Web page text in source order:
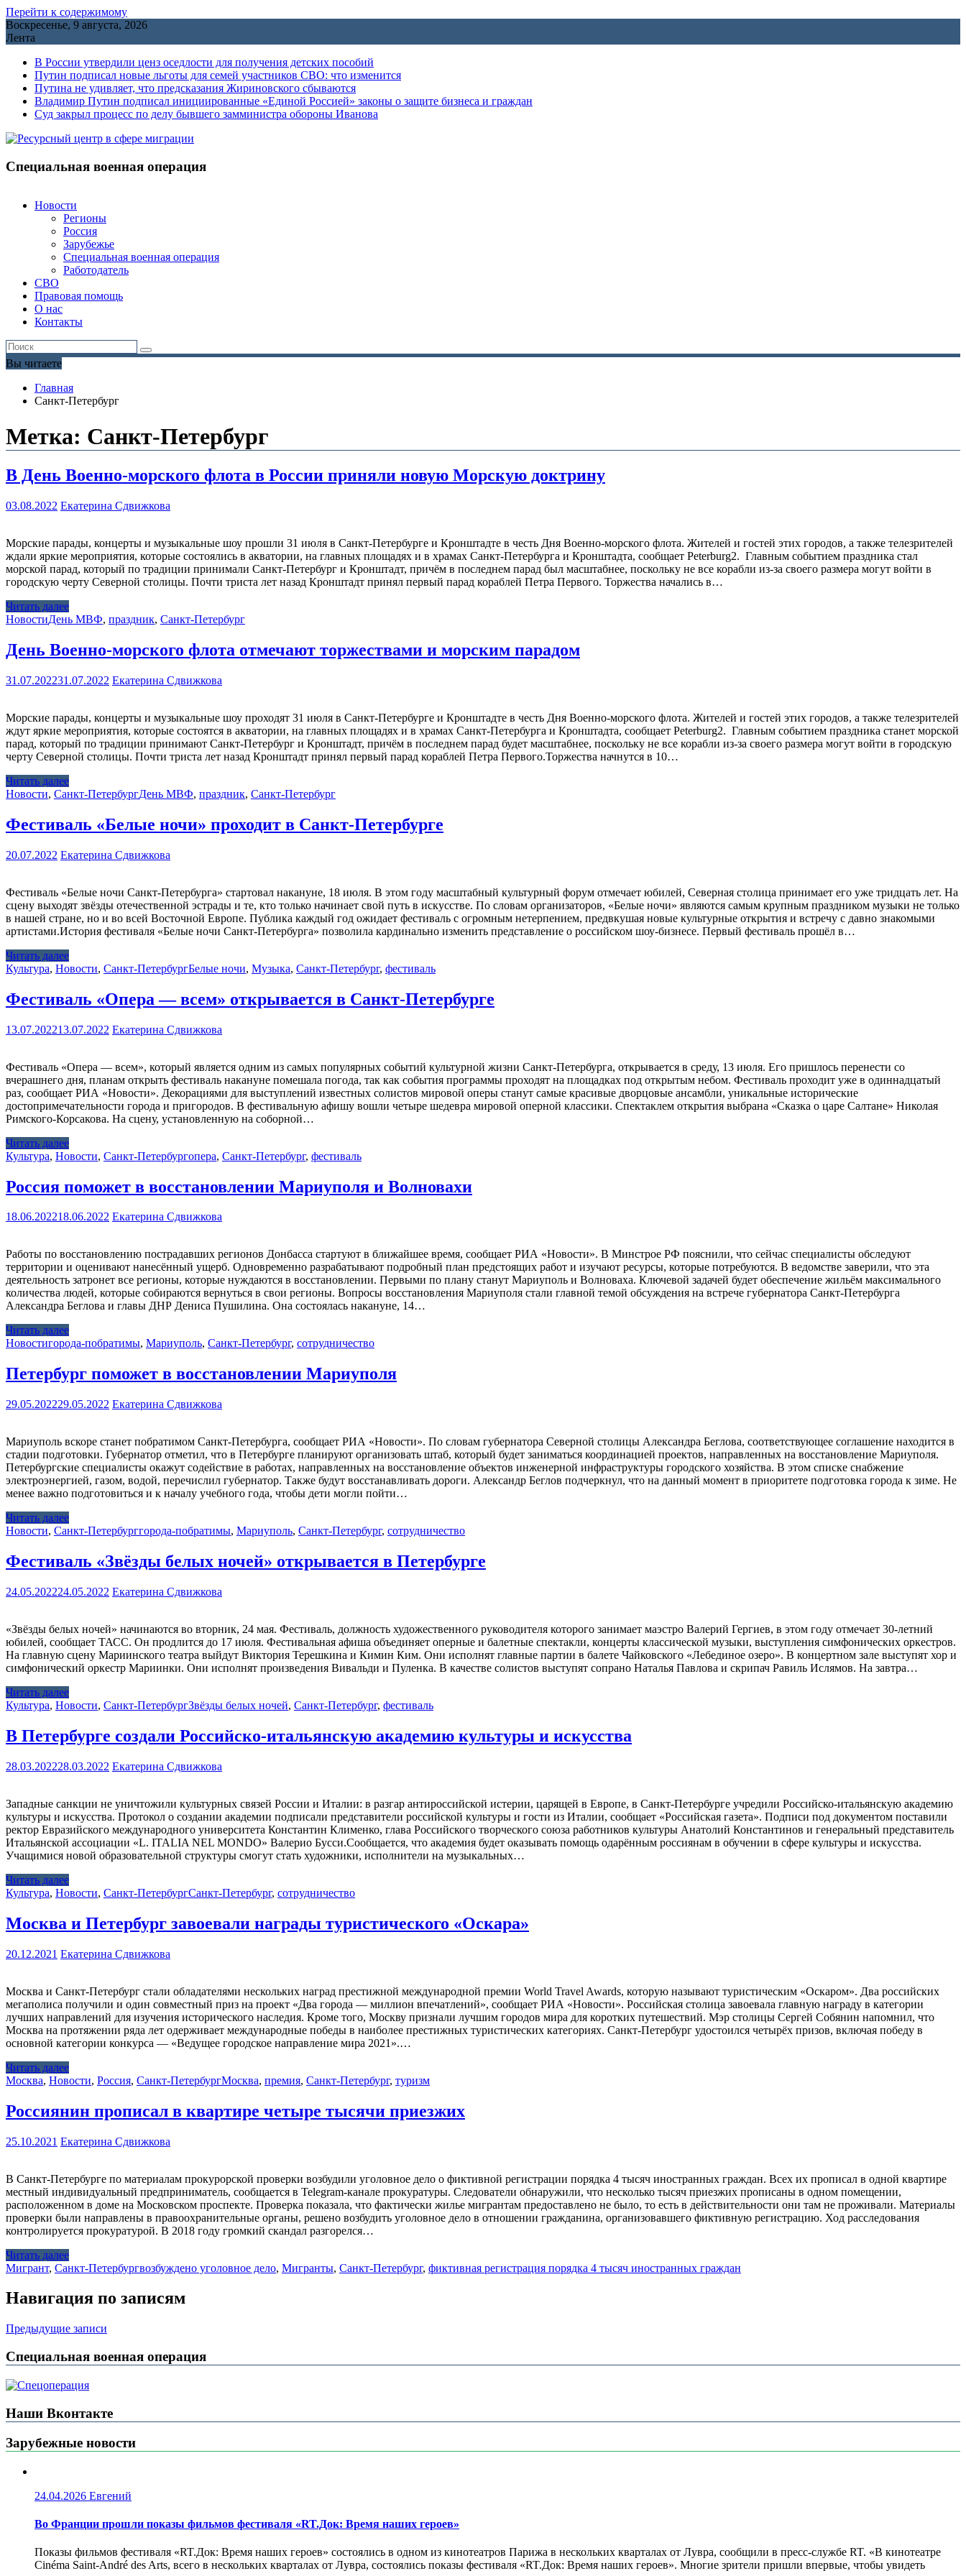
Перейти к содержимому
Воскресенье, 9 августа, 2026
Лента
В России утвердили ценз оседлости для получения детских пособий
Путин подписал новые льготы для семей участников СВО: что изменится
Путина не удивляет, что предсказания Жириновского сбываются
Владимир Путин подписал инициированные «Единой Россией» законы о защите бизнеса и граждан
Cуд закрыл процесс по делу бывшего замминистра обороны Иванова
Специальная военная операция
Новости
Регионы
Россия
Зарубежье
Специальная военная операция
Работодатель
СВО
Правовая помощь
О нас
Контакты
Вы читаете
Главная
Санкт-Петербург
Метка: Санкт-Петербург
В День Военно-морского флота в России приняли новую Морскую доктрину
03.08.2022 Екатерина Сдвижкова
Морские парады, концерты и музыкальные шоу прошли 31 июля в Санкт-Петербурге и Кронштадте в честь Дня Военно-морского флота. Жителей и гостей этих городов, а также телезрителей
ждали яркие мероприятия, которые состоялись в акватории, на главных площадях и в храмах Санкт-Петербурга и Кронштадта, сообщает Peterburg2. Главным событием праздника стал
морской парад, который по традиции принимали Санкт-Петербург и Кронштадт, причём в последнем парад был масштабнее, поскольку не все корабли из-за своего размера могут войти в
городскую черту Северной столицы. Почти триста лет назад Кронштадт принял первый парад кораблей Петра Первого. Торжества начались в…
Читать далее
НовостиДень МВФ, праздник, Санкт-Петербург
День Военно-морского флота отмечают торжествами и морским парадом
31.07.202231.07.2022 Екатерина Сдвижкова
Морские парады, концерты и музыкальные шоу проходят 31 июля в Санкт-Петербурге и Кронштадте в честь Дня Военно-морского флота. Жителей и гостей этих городов, а также телезрителей
ждут яркие мероприятия, которые состоятся в акватории, на главных площадях и в храмах Санкт-Петербурга и Кронштадта, сообщает Peterburg2. Главным событием праздника станет морской
парад, который по традиции принимают Санкт-Петербург и Кронштадт, причём в последнем парад будет масштабнее, поскольку не все корабли из-за своего размера могут войти в городскую
черту Северной столицы. Почти триста лет назад Кронштадт принял первый парад кораблей Петра Первого.Торжества начнутся в 10…
Читать далее
Новости, Санкт-ПетербургДень МВФ, праздник, Санкт-Петербург
Фестиваль «Белые ночи» проходит в Санкт-Петербурге
20.07.2022 Екатерина Сдвижкова
Фестиваль «Белые ночи Санкт-Петербурга» стартовал накануне, 18 июля. В этом году масштабный культурный форум отмечает юбилей, Северная столица принимает его уже тридцать лет. На
сцену выходят звёзды отечественной эстрады и те, кто только начинает свой путь в искусстве. По словам организаторов, «Белые ночи» являются самым крупным праздником музыки не только
в нашей стране, но и во всей Восточной Европе. Публика каждый год ожидает фестиваль с огромным нетерпением, предвкушая новые культурные открытия и встречу с давно знакомыми
артистами.История фестиваля «Белые ночи Санкт-Петербурга» позволила кардинально изменить представление о российском шоу-бизнесе. Первый фестиваль прошёл в…
Читать далее
Культура, Новости, Санкт-ПетербургБелые ночи, Музыка, Санкт-Петербург, фестиваль
Фестиваль «Опера — всем» открывается в Санкт-Петербурге
13.07.202213.07.2022 Екатерина Сдвижкова
Фестиваль «Опера — всем», который является одним из самых популярных событий культурной жизни Санкт-Петербурга, открывается в среду, 13 июля. Его пришлось перенести со
вчерашнего дня, планам открыть фестиваль накануне помешала погода, так как события программы проходят на площадках под открытым небом. Фестиваль проходит уже в одиннадцатый
раз, сообщает РИА «Новости». Декорациями для выступлений известных солистов мировой оперы станут самые красивые дворцовые ансамбли, уникальные исторические
достопримечательности города и пригородов. В фестивальную афишу вошли четыре шедевра мировой оперной классики. Спектаклем открытия выбрана «Сказка о царе Салтане» Николая
Римского-Корсакова. На сцену, установленную на соборной…
Читать далее
Культура, Новости, Санкт-Петербургопера, Санкт-Петербург, фестиваль
Россия поможет в восстановлении Мариуполя и Волновахи
18.06.202218.06.2022 Екатерина Сдвижкова
Работы по восстановлению пострадавших регионов Донбасса стартуют в ближайшее время, сообщает РИА «Новости». В Минстрое РФ пояснили, что сейчас специалисты обследуют
территории и оценивают нанесённый ущерб. Одновременно разрабатывают подробный план предстоящих работ и изучают ресурсы, которые потребуются. В ведомстве заверили, что эта
деятельность затронет все регионы, которые нуждаются в восстановлении. Первыми по плану станут Мариуполь и Волноваха. Ключевой задачей будет обеспечение жильём максимального
количества людей, которые собираются вернуться в свои регионы. Вопросы восстановления Мариуполя стали главной темой обсуждения на встрече губернатора Санкт-Петербурга
Александра Беглова и главы ДНР Дениса Пушилина. Она состоялась накануне, 14…
Читать далее
Новостигорода-побратимы, Мариуполь, Санкт-Петербург, сотрудничество
Петербург поможет в восстановлении Мариуполя
29.05.202229.05.2022 Екатерина Сдвижкова
Мариуполь вскоре станет побратимом Санкт-Петербурга, сообщает РИА «Новости». По словам губернатора Северной столицы Александра Беглова, соответствующее соглашение находится в
стадии подготовки. Губернатор отметил, что в Петербурге планируют организовать штаб, который будет заниматься координацией проектов, направленных на восстановление Мариуполя.
Петербургские специалисты окажут содействие в работах, направленных на восстановление объектов инженерной инфраструктуры городского хозяйства. В этом списке снабжение
электроэнергией, газом, водой, перечислил губернатор. Также будут восстанавливать дороги. Александр Беглов подчеркнул, что на данный момент в приоритете подготовка города к зиме. Не
менее важно подготовиться и к началу учебного года, чтобы дети могли пойти…
Читать далее
Новости, Санкт-Петербурггорода-побратимы, Мариуполь, Санкт-Петербург, сотрудничество
Фестиваль «Звёзды белых ночей» открывается в Петербурге
24.05.202224.05.2022 Екатерина Сдвижкова
«Звёзды белых ночей» начинаются во вторник, 24 мая. Фестиваль, должность художественного руководителя которого занимает маэстро Валерий Гергиев, в этом году отмечает 30-летний
юбилей, сообщает ТАСС. Он продлится до 17 июля. Фестивальная афиша объединяет оперные и балетные спектакли, концерты классической музыки, выступления симфонических оркестров.
На главную сцену Мариинского театра выйдут Виктория Терешкина и Кимин Ким. Они исполнят главные партии в балете Чайковского «Лебединое озеро». В концертном зале выступят хор и
симфонический оркестр Мариинки. Они исполнят произведения Вивальди и Пуленка. В качестве солистов выступят сопрано Наталья Павлова и скрипач Равиль Ислямов. На завтра…
Читать далее
Культура, Новости, Санкт-ПетербургЗвёзды белых ночей, Санкт-Петербург, фестиваль
В Петербурге создали Российско-итальянскую академию культуры и искусства
28.03.202228.03.2022 Екатерина Сдвижкова
Западные санкции не уничтожили культурных связей России и Италии: в разгар антироссийской истерии, царящей в Европе, в Санкт-Петербурге учредили Российско-итальянскую академию
культуры и искусства. Протокол о создании академии подписали представители российской культуры и гости из Италии, сообщает «Российская газета». Подписи под документом поставили
ректор Евразийского международного университета Константин Клименко, глава Российского творческого союза работников культуры Анатолий Константинов и генеральный представитель
Итальянской ассоциации «L. ITALIA NEL MONDO» Валерио Бусси.Сообщается, что академия будет оказывать помощь одарённым россиянам в обучении в сфере культуры и искусства.
Учащимися новой образовательной структуры смогут стать художники, исполнители на музыкальных…
Читать далее
Культура, Новости, Санкт-ПетербургСанкт-Петербург, сотрудничество
Москва и Петербург завоевали награды туристического «Оскара»
20.12.2021 Екатерина Сдвижкова
Москва и Санкт-Петербург стали обладателями нескольких наград престижной международной премии World Travel Awards, которую называют туристическим «Оскаром». Два российских
мегаполиса получили и один совместный приз на проект «Два города — миллион впечатлений», сообщает РИА «Новости». Российская столица завоевала главную награду в категории
лучших направлений для изучения исторического наследия. Кроме того, Москву признали лучшим городов мира для коротких путешествий. Мэр столицы Сергей Собянин напомнил, что
Москва на протяжении ряда лет одерживает международные победы в наиболее престижных туристических категориях. Санкт-Петербург удостоился четырёх призов, включая победу в
основной категории конкурса — «Ведущее городское направление мира 2021».…
Читать далее
Москва, Новости, Россия, Санкт-ПетербургМосква, премия, Санкт-Петербург, туризм
Россиянин прописал в квартире четыре тысячи приезжих
25.10.2021 Екатерина Сдвижкова
В Санкт-Петербурге по материалам прокурорской проверки возбудили уголовное дело о фиктивной регистрации порядка 4 тысяч иностранных граждан. Всех их прописал в одной квартире
местный индивидуальный предприниматель, сообщается в Telegram-канале прокуратуры. Следователи обнаружили, что несколько тысяч приезжих прописаны в одном помещении,
расположенном в доме на Московском проспекте. Проверка показала, что фактически жилье мигрантам предоставлено не было, то есть в действительности они там не проживали. Материалы
проверки были направлены в правоохранительные органы, решено возбудить уголовное дело в отношении гражданина, организовавшего фиктивную регистрацию. Ход расследования
контролируется прокуратурой. В 2018 году громкий скандал разгорелся…
Читать далее
Мигрант, Санкт-Петербургвозбуждено уголовное дело, Мигранты, Санкт-Петербург, фиктивная регистрация порядка 4 тысяч иностранных граждан
Навигация по записям
Предыдущие записи
Специальная военная операция
Наши Вконтакте
Зарубежные новости
24.04.2026 Евгений
Во Франции прошли показы фильмов фестиваля «RT.Док: Время наших героев»
Показы фильмов фестиваля «RT.Док: Время наших героев» состоялись в одном из кинотеатров Парижа в нескольких кварталах от Лувра, сообщили в пресс-службе RT. «В кинотеатре
Cinéma Saint-André des Arts, всего в нескольких кварталах от Лувра, состоялись показы фестиваля «RT.Док: Время наших героев». Многие зрители пришли впервые, чтобы увидеть